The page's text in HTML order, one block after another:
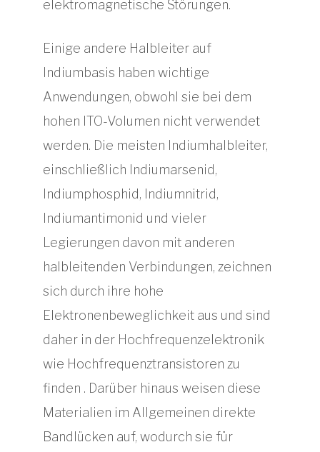
elektromagnetische Störungen.
Einige andere Halbleiter auf
Indiumbasis haben wichtige
Anwendungen, obwohl sie bei dem
hohen ITO-Volumen nicht verwendet
werden. Die meisten Indiumhalbleiter,
einschließlich Indiumarsenid,
Indiumphosphid, Indiumnitrid,
Indiumantimonid und vieler
Legierungen davon mit anderen
halbleitenden Verbindungen, zeichnen
sich durch ihre hohe
Elektronenbeweglichkeit aus und sind
daher in der Hochfrequenzelektronik
wie Hochfrequenztransistoren zu
finden . Darüber hinaus weisen diese
Materialien im Allgemeinen direkte
Bandlücken auf, wodurch sie für